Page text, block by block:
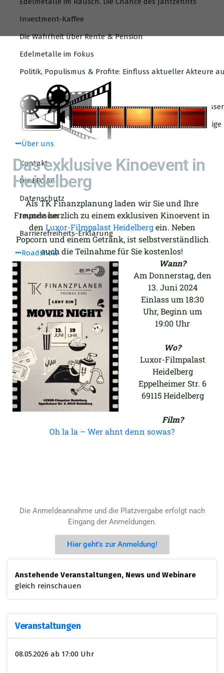
Investment-Kaffee
Die Wahrheit über Rente & Pension
Edelmetalle im Fokus
Politik, Populismus & Profite: Einfluss aktueller Akteure
Das Geldsystem und der Euro
Massive Beitragserhöhung der gesetzlichen
Weltweite Verwerfungen an den Aktienmärkten – wichtige
Über uns
Kontakt
Die EFC AG
Datenschutz
Impressum
Barrierefreiheits-Erklärung
Roadshow
Das exklusive Kinoevent in
Heidelberg
Als TK Finanzplanung laden wir Sie und Ihre
Freunde herzlich zu einem exklusiven Kinoevent in
den Luxor-Filmpalast Heidelbergein. Neben
Popcorn und einem Getränk, ist selbstverständlich
auch die Teilnahme für Sie kostenlos!
Wann?
Am Donnerstag, den
13. Juni 2024
Einlass um 18:30
Uhr, Beginn um
19:00 Uhr
Wo?
Luxor-Filmpalast
Heidelberg
Eppelheimer Str. 6
69115 Heidelberg
Film?
Oh la la – Wer ahnt denn sowas?
Die Anmeldeannahme und die Platzvergabe erfolgt nach
Eingang der Anmeldungen.
Hier geht's zur Anmeldung!
Anstehende Veranstaltungen, News und Webinare
gleich reinschauen
Veranstaltungen
08.05.2026 ab 17:00 Uhr